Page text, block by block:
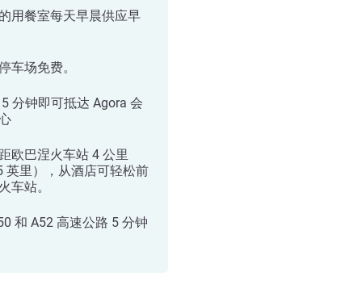
用餐室每天早晨供应早
车场免费。
分钟即可抵达 Agora 会
欧巴涅火车站 4 公里
英里），从酒店可轻松前
车站。
和 A52 高速公路 5 分钟